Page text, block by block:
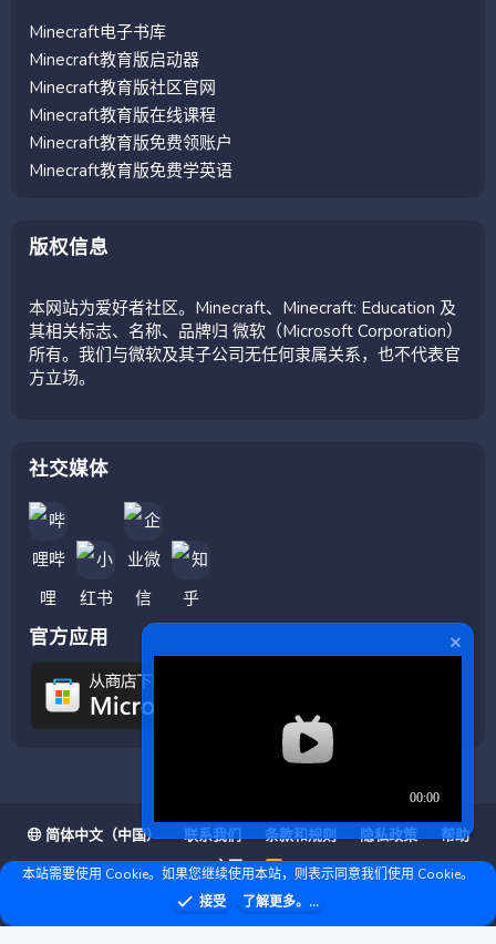
Minecraft电子书库
Minecraft教育版启动器
Minecraft教育版社区官网
Minecraft教育版在线课程
Minecraft教育版免费领账户
Minecraft教育版免费学英语
版权信息
本网站为爱好者社区。Minecraft、Minecraft: Education 及
其相关标志、名称、品牌归 微软（Microsoft Corporation）
所有。我们与微软及其子公司无任何隶属关系，也不代表官
方立场。
社交媒体
官方应用
简体中文（中国） 联系我们 条款和规则 隐私政策
帮助
主页
R
S
S
❤ © Copyright 2020–2026 基岩科技 版权所有 |Microsoft Marketplace
本站需要使用 Cookie。如果您继续使用本站，则表示同意我们使用 Cookie。
接受
了解更多。...